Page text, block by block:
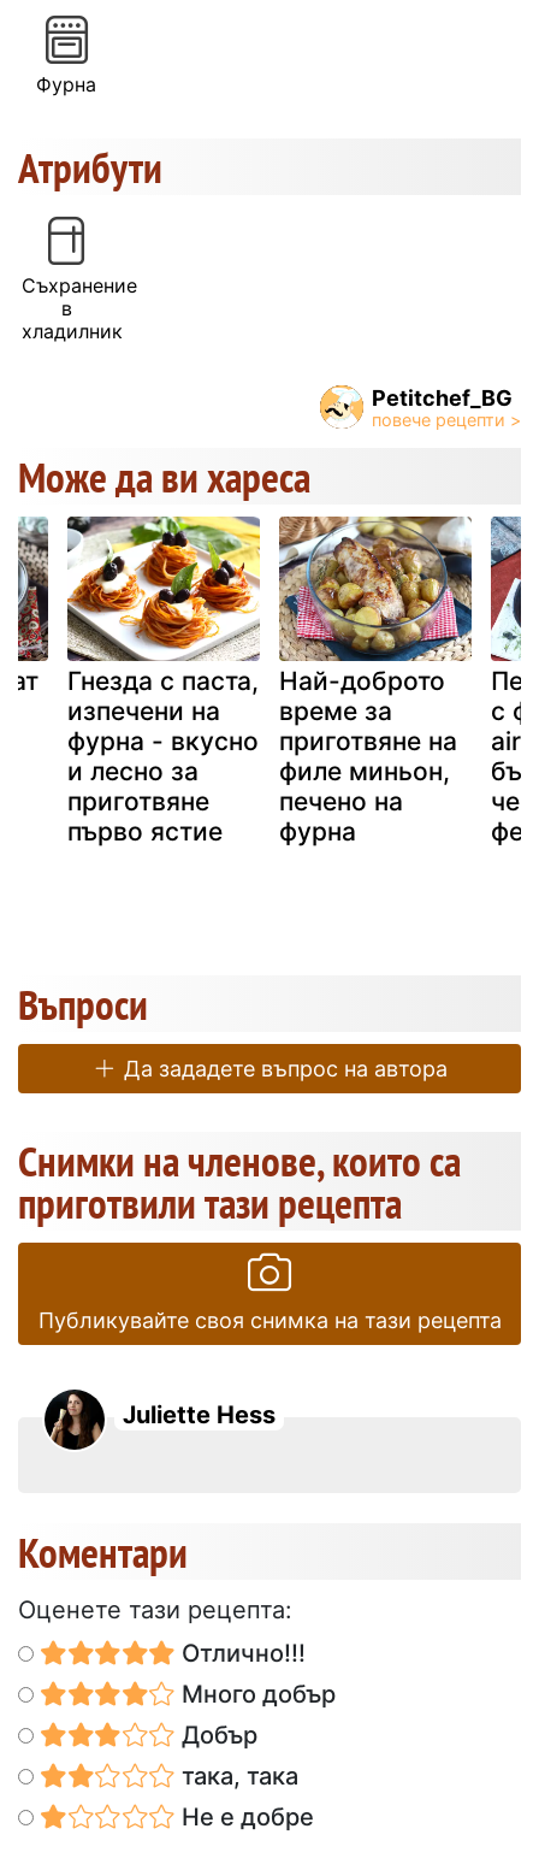
Фурна
Атрибути
Съхранение
в
хладилник
Petitchef_BG
Може да ви хареса
Гнезда с паста,
изпечени на
фурна - вкусно
и лесно за
приготвяне
първо ястие
Най-доброто
време за
приготвяне на
филе миньон,
печено на
фурна
с
Въпроси
Да зададете въпрос на автора
Снимки на членове, които са
приготвили тази рецепта
Публикувайте своя снимка на тази рецепта
Juliette Hess
Коментари
Оценете тази рецепта:
Отлично!!!
Много добър
Добър
така, така
Не е добре